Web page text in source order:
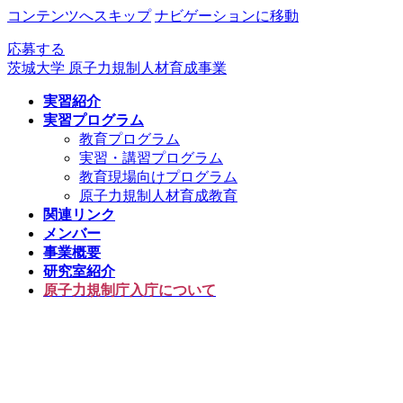
コンテンツへスキップ ナビゲーションに移動
応募する
茨城大学 原子力規制人材育成事業
実習紹介
実習プログラム
教育プログラム
実習・講習プログラム
教育現場向けプログラム
原子力規制人材育成教育
関連リンク
メンバー
事業概要
研究室紹介
原子力規制庁入庁について